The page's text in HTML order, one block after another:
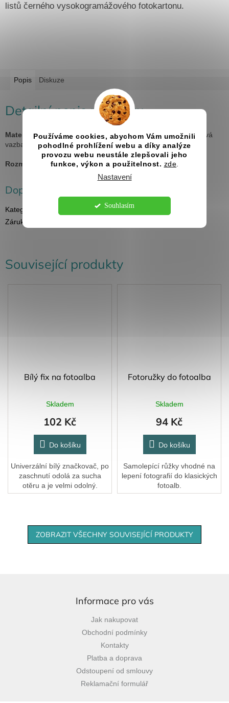
Používáme cookies, abychom Vám umožnili
pohodlné prohlížení webu a díky analýze
provozu webu neustále zlepšovali jeho
funkce, výkon a použitelnost. zde.
Nastavení
Souhlasím
listů černého vysokogramážového fotokartonu.
Související produkty
Bílý fix na fotoalba
Skladem
102 Kč
Do košíku
Univerzální bílý značkovač, po
zaschnutí odolá za sucha
otěru a je velmi odolný.
Fotoružky do fotoalba
Skladem
94 Kč
Do košíku
Samolepící růžky vhodné na
lepení fotografií do klasických
fotoalb.
ZOBRAZIT VŠECHNY SOUVISEJÍCÍ PRODUKTY
Popis Diskuze
Detailní popis produktu
Materiál:topol, uvnitř 20 listů fotokartonu v černé barvě, kovová
vazba
Rozměry:
Doplňkové parametry
Kategorie
Svatební fotoalba
Záruka
Informace pro vás
Jak nakupovat
Obchodní podmínky
Kontakty
Platba a doprava
Odstoupení od smlouvy
Reklamační formulář